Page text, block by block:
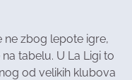
ne zbog lepote igre,
tabelu. U La Ligi to
od velikih klubova